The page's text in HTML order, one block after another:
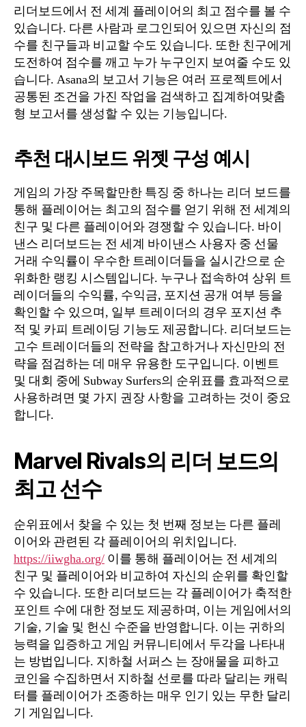
리더보드에서 전 세계 플레이어의 최고 점수를 볼 수
있습니다. 다른 사람과 로그인되어 있으면 자신의 점
수를 친구들과 비교할 수도 있습니다. 또한 친구에게
도전하여 점수를 깨고 누가 누구인지 보여줄 수도 있
습니다. Asana의 보고서 기능은 여러 프로젝트에서
공통된 조건을 가진 작업을 검색하고 집계하여맞춤
형 보고서를 생성할 수 있는 기능입니다.
추천 대시보드 위젯 구성 예시
게임의 가장 주목할만한 특징 중 하나는 리더 보드를
통해 플레이어는 최고의 점수를 얻기 위해 전 세계의
친구 및 다른 플레이어와 경쟁할 수 있습니다. 바이
낸스 리더보드는 전 세계 바이낸스 사용자 중 선물
거래 수익률이 우수한 트레이더들을 실시간으로 순
위화한 랭킹 시스템입니다. 누구나 접속하여 상위 트
레이더들의 수익률, 수익금, 포지션 공개 여부 등을
확인할 수 있으며, 일부 트레이더의 경우 포지션 추
적 및 카피 트레이딩 기능도 제공합니다. 리더보드는
고수 트레이더들의 전략을 참고하거나 자신만의 전
략을 점검하는 데 매우 유용한 도구입니다. 이벤트
및 대회 중에 Subway Surfers의 순위표를 효과적으로
사용하려면 몇 가지 권장 사항을 고려하는 것이 중요
합니다.
Marvel Rivals의 리더 보드의
최고 선수
순위표에서 찾을 수 있는 첫 번째 정보는 다른 플레
이어와 관련된 각 플레이어의 위치입니다.
https://iiwgha.org/ 이를 통해 플레이어는 전 세계의
친구 및 플레이어와 비교하여 자신의 순위를 확인할
수 있습니다. 또한 리더보드는 각 플레이어가 축적한
포인트 수에 대한 정보도 제공하며, 이는 게임에서의
기술, 기술 및 헌신 수준을 반영합니다. 이는 귀하의
능력을 입증하고 게임 커뮤니티에서 두각을 나타내
는 방법입니다. 지하철 서퍼스 는 ⁤장애물을 피하고 ⁢
코인을 수집하면서 지하철⁢ 선로를 따라 달리는⁢ 캐릭
터를 플레이어가 조종하는 매우 인기 있는 ⁤무한 달리
기 게임입니다.